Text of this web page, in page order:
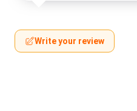
Write your review